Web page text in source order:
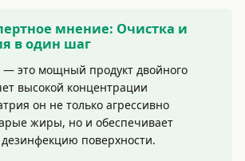
мнение: Очистка и
в один шаг
— это мощный продукт двойного
высокой концентрации
он не только агрессивно
жиры, но и обеспечивает
поверхности.